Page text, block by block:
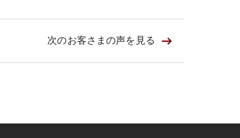
次のお客さまの声を見る